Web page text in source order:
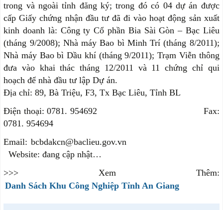
trong và ngoài tỉnh đăng ký; trong đó có 04 dự án được
cấp Giấy chứng nhận đầu tư đã đi vào hoạt động sản xuất
kinh doanh là: Công ty Cổ phần Bia Sài Gòn – Bạc Liêu
(tháng 9/2008); Nhà máy Bao bì Minh Trí (tháng 8/2011);
Nhà máy Bao bì Dầu khí (tháng 9/2011); Trạm Viễn thông
đưa vào khai thác tháng 12/2011 và 11 chứng chỉ qui
hoạch để nhà đầu tư lập Dự án.
Địa chỉ: 89, Bà Triệu, F3, Tx Bạc Liêu, Tỉnh BL
Điện thoại: 0781. 954692 Fax:
0781. 954694
Email: bcbdakcn@baclieu.gov.vn
Website: đang cập nhật…
>>> Xem Thêm:
Danh Sách Khu Công Nghiệp Tỉnh An Giang